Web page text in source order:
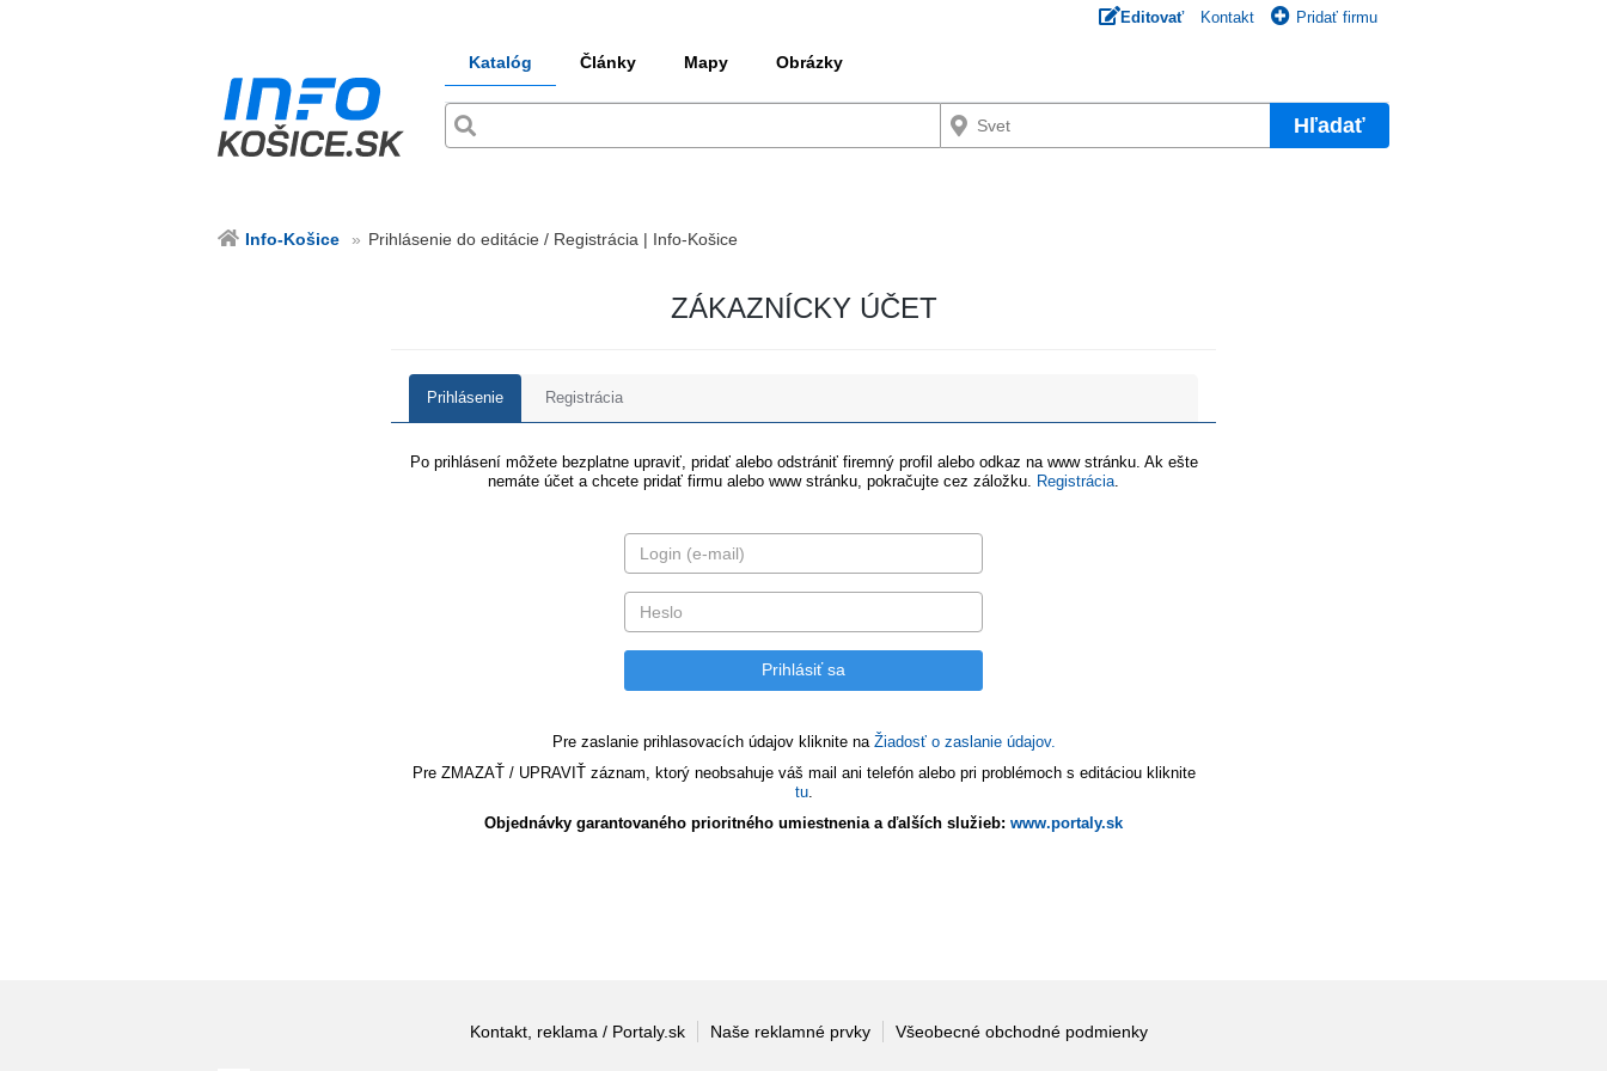
Editovať Kontakt Pridať firmu
Katalóg Články Mapy Obrázky
Hľadať
Info-Košice Prihlásenie do editácie / Registrácia | Info-Košice
ZÁKAZNÍCKY ÚČET
Prihlásenie Registrácia
Po prihlásení môžete bezplatne upraviť, pridať alebo odstrániť firemný profil alebo odkaz na www stránku. Ak ešte
nemáte účet a chcete pridať firmu alebo www stránku, pokračujte cez záložku.
Registrácia
Pre zaslanie prihlasovacích údajov kliknite na Žiadosť o zaslanie údajov.
Pre ZMAZAŤ / UPRAVIŤ záznam, ktorý neobsahuje váš mail ani telefón alebo pri problémoch s editáciou kliknite
tu.
Objednávky garantovaného prioritného umiestnenia a ďalších služieb: www.portaly.sk
Kontakt, reklama / Portaly.sk Naše reklamné prvky Všeobecné obchodné podmienky